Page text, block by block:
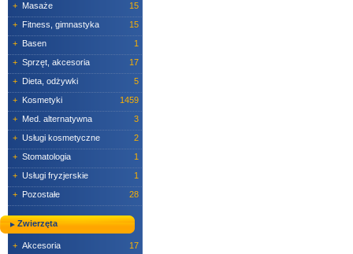
+ Masaże
15
+ Fitness, gimnastyka
15
+ Basen
1
+ Sprzęt, akcesoria
17
+ Dieta, odżywki
5
+ Kosmetyki
1459
+ Med. alternatywna
3
+ Usługi kosmetyczne
2
+ Stomatologia
1
+ Usługi fryzjerskie
1
+ Pozostałe 28
Zwierzęta
+ Akcesoria
17